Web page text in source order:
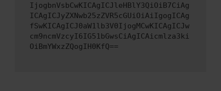
IjogbnVsbCwKICAgICJleHBlY3QiOiB7CiAg
ICAgICJyZXNwb25zZVR5cGUiOiAiIgogICAg
fSwKICAgICJ0aW1lb3V0IjogMCwKICAgICJw
cm9ncmVzcyI6IG51bGwsCiAgICAicmlza3ki
OiBmYWxzZQogIH0KfQ==